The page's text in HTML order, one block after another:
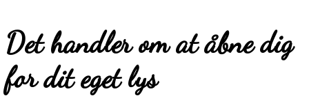
Det handler om at åbne dig
for dit eget lys